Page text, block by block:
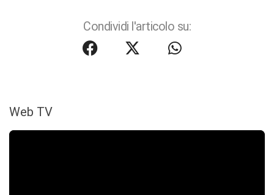
Condividi l'articolo su:
Web TV